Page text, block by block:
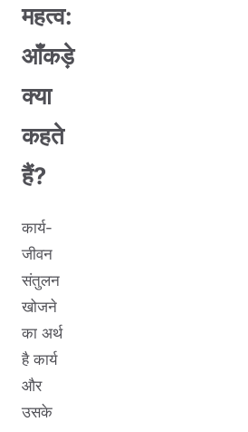
महत्व:
आँकड़े
क्या
कहते
हैं?
कार्य-
जीवन
संतुलन
खोजने
का अर्थ
है कार्य
और
उसके